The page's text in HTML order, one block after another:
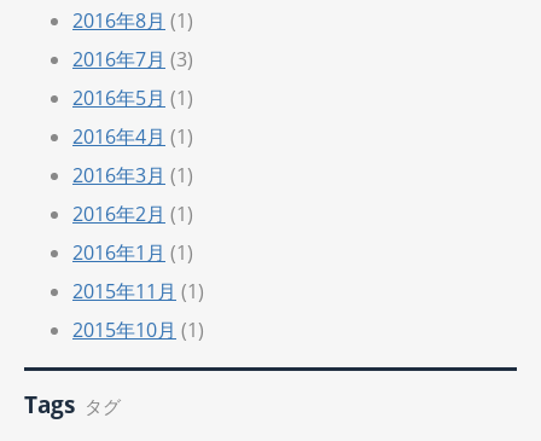
2016年8月 (1)
2016年7月 (3)
2016年5月 (1)
2016年4月 (1)
2016年3月 (1)
2016年2月 (1)
2016年1月 (1)
2015年11月 (1)
2015年10月 (1)
Tags タグ